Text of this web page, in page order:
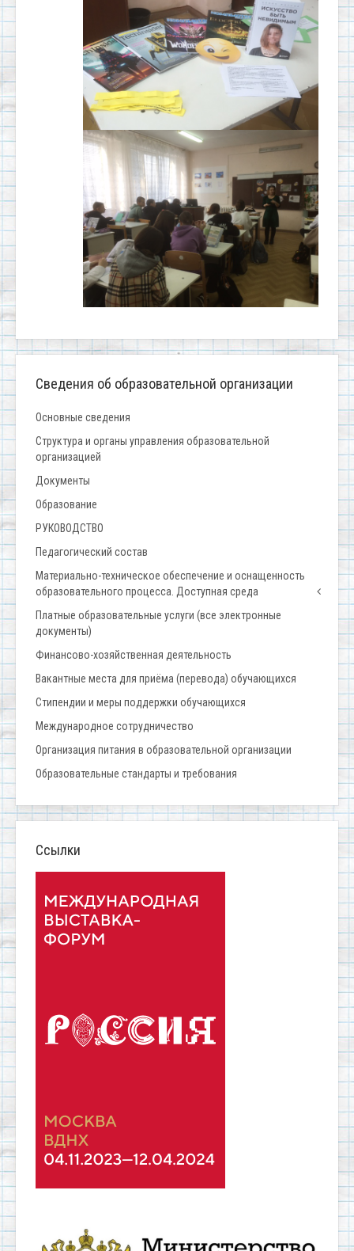
Сведения об образовательной организации
Основные сведения
Структура и органы управления образовательной
организацией
Документы
Образование
РУКОВОДСТВО
Педагогический состав
Материально-техническое обеспечение и оснащенность
образовательного процесса. Доступная среда
Платные образовательные услуги (все электронные
документы)
Финансово-хозяйственная деятельность
Вакантные места для приёма (перевода) обучающихся
Стипендии и меры поддержки обучающихся
Международное сотрудничество
Организация питания в образовательной организации
Образовательные стандарты и требования
Ссылки